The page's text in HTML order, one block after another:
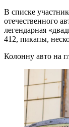
В списке
отечественного
легендарная
412, пикапы,
Колонну авто на